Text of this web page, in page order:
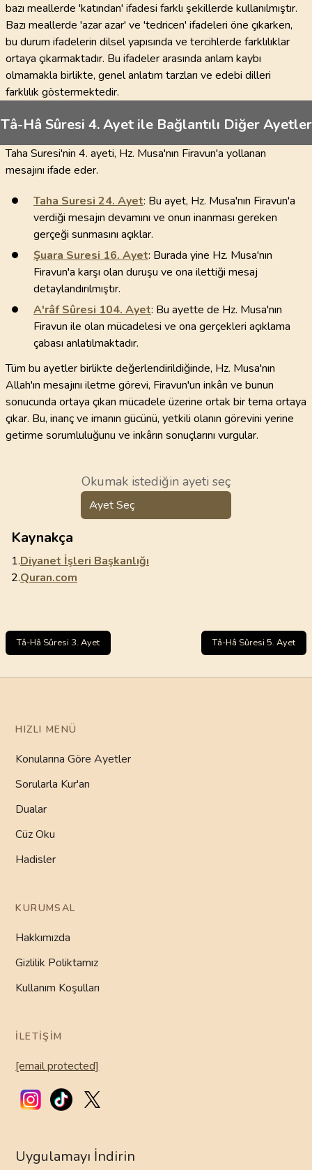
bazı meallerde 'katından' ifadesi farklı şekillerde kullanılmıştır.
Bazı meallerde 'azar azar' ve 'tedricen' ifadeleri öne çıkarken,
bu durum ifadelerin dilsel yapısında ve tercihlerde farklılıklar
ortaya çıkarmaktadır. Bu ifadeler arasında anlam kaybı
olmamakla birlikte, genel anlatım tarzları ve edebi dilleri
farklılık göstermektedir.
Tâ-Hâ Sûresi 4. Ayet ile Bağlantılı Diğer Ayetler
Taha Suresi'nin 4. ayeti, Hz. Musa'nın Firavun'a yollanan
mesajını ifade eder.
Taha Suresi 24. Ayet: Bu ayet, Hz. Musa'nın Firavun'a
verdiği mesajın devamını ve onun inanması gereken
gerçeği sunmasını açıklar.
Şuara Suresi 16. Ayet: Burada yine Hz. Musa'nın
Firavun'a karşı olan duruşu ve ona ilettiği mesaj
detaylandırılmıştır.
A'râf Sûresi 104. Ayet: Bu ayette de Hz. Musa'nın
Firavun ile olan mücadelesi ve ona gerçekleri açıklama
çabası anlatılmaktadır.
Tüm bu ayetler birlikte değerlendirildiğinde, Hz. Musa'nın
Allah'ın mesajını iletme görevi, Firavun'un inkârı ve bunun
sonucunda ortaya çıkan mücadele üzerine ortak bir tema ortaya
çıkar. Bu, inanç ve imanın gücünü, yetkili olanın görevini yerine
getirme sorumluluğunu ve inkârın sonuçlarını vurgular.
Okumak istediğin ayeti seç
Ayet Seç
Kaynakça
1.Diyanet İşleri Başkanlığı
2.Quran.com
Tâ-Hâ Sûresi 3. Ayet Tâ-Hâ Sûresi 5. Ayet
HIZLI MENÜ
Konularına Göre Ayetler
Sorularla Kur'an
Dualar
Cüz Oku
Hadisler
KURUMSAL
Hakkımızda
Gizlilik Poliktamız
Kullanım Koşulları
İLETIŞIM
[email protected]
Uygulamayı İndirin